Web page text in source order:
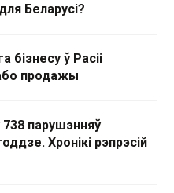
Беларусі?
бізнесу ў Расіі
продажы
738 парушэнняў
Хронікі рэпрэсій